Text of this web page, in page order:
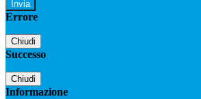
Errore
Chiudi
Successo
Chiudi
Informazione